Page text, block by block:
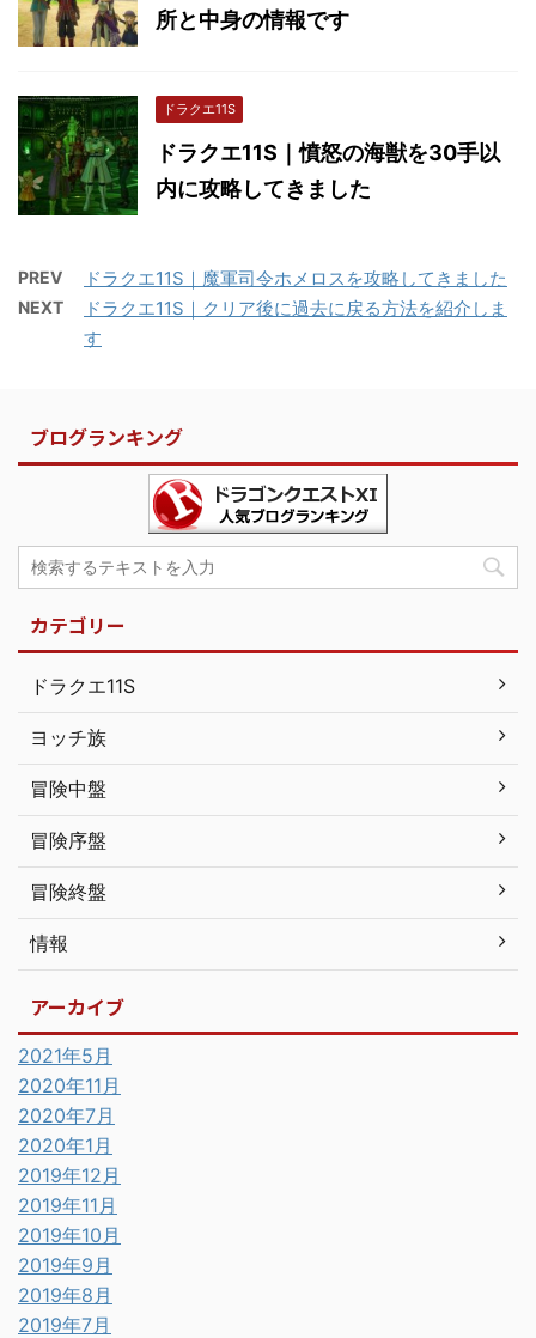
所と中身の情報です
ドラクエ11S
ドラクエ11S｜憤怒の海獣を30手以
内に攻略してきました
PREV ドラクエ11S｜魔軍司令ホメロスを攻略してきました
NEXT
ドラクエ11S｜クリア後に過去に戻る方法を紹介しま
す
ブログランキング
カテゴリー
ドラクエ11S
ヨッチ族
冒険中盤
冒険序盤
冒険終盤
情報
アーカイブ
2021年5月
2020年11月
2020年7月
2020年1月
2019年12月
2019年11月
2019年10月
2019年9月
2019年8月
2019年7月